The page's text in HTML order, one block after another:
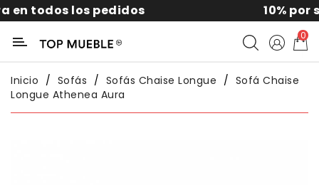
los pedidos 10% por
Categoría
Packs
0
Inicio Sofás Sofás Chaise Longue
Sofá Chaise
Longue Athenea Aura